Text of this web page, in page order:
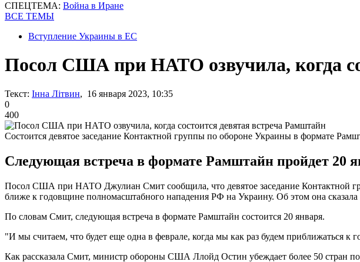
СПЕЦТЕМА: Война в Иране
ВСЕ ТЕМЫ
Вступление Украины в ЕС
Посол США при НАТО озвучила, когда
Текст: Інна Літвин, 16 января 2023, 10:35
0
400
Состоится девятое заседание Контактной группы по обороне Украины в формате
Следующая встреча в формате Рамштайн пройдет 20
Посол США при НАТО Джулиан Смит сообщила, что девятое заседание Контактной
ближе к годовщине полномасштабного нападения РФ на Украину. Об этом она сказала
По словам Смит, следующая встреча в формате Рамштайн состоится 20 января.
"И мы считаем, что будет еще одна в феврале, когда мы как раз будем приближаться
Как рассказала Смит, министр обороны США Ллойд Остин убеждает более 50 стран